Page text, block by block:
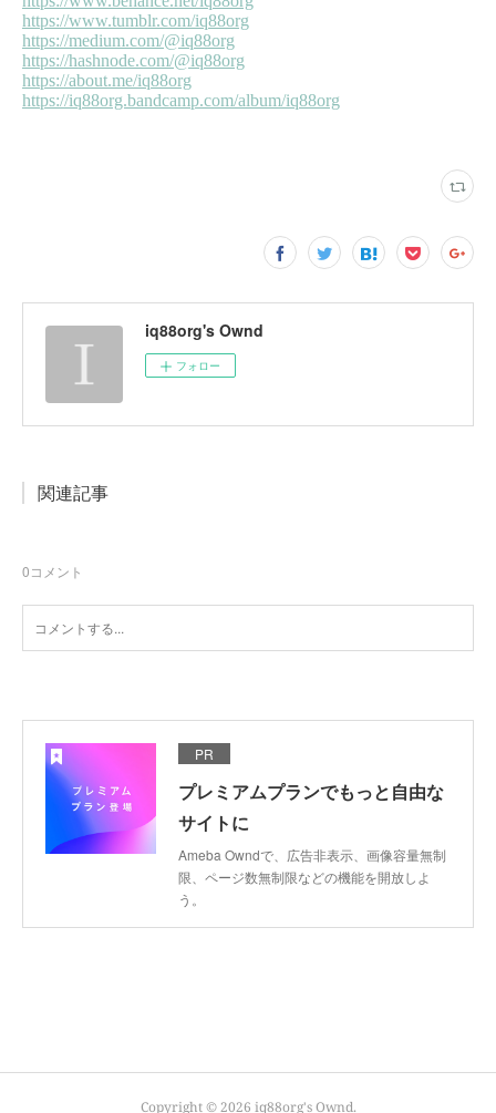
iq88org's Ownd
フォロー
関連記事
0コメント
PR
プレミアムプランでもっと自由な
サイトに
Ameba Owndで、広告非表示、画像容量無制
限、ページ数無制限などの機能を開放しよ
う。
Copyright ©2026 iq88org's Ownd.